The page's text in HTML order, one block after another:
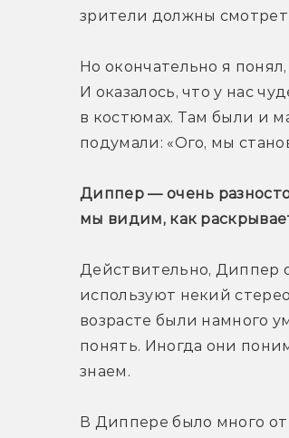
зрители должны
Но окончательно я
И оказалось, что у нас
в костюмах. Там были и
подумали: «Ого, мы
Диппер — очень
мы видим, как
Действительно, Диппер
используют некий
возрасте были намного
понять. Иногда они
знаем.
В Диппере было много